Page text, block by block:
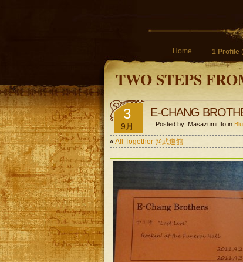
Home 1 Profile
TWO STEPS
3
9月
E-CHANG
Posted by: Masazumi Ito in
« All Together @武道館